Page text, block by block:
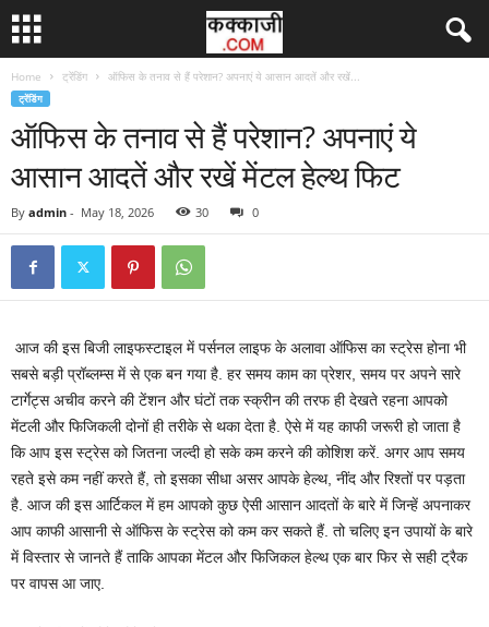
Home ट्रेंडिंग ऑफिस के तनाव से हैं परेशान? अपनाएं ये आसान आदतें और रखें...
ट्रेंडिंग
ऑफिस के तनाव से हैं परेशान? अपनाएं ये
आसान आदतें और रखें मेंटल हेल्थ फिट
By admin - May 18, 2026 30 0
आज की इस बिजी लाइफस्टाइल में पर्सनल लाइफ के अलावा ऑफिस का स्ट्रेस होना भी
सबसे बड़ी प्रॉब्लम्स में से एक बन गया है. हर समय काम का प्रेशर, समय पर अपने सारे
टार्गेट्स अचीव करने की टेंशन और घंटों तक स्क्रीन की तरफ ही देखते रहना आपको
मेंटली और फिजिकली दोनों ही तरीके से थका देता है. ऐसे में यह काफी जरूरी हो जाता है
कि आप इस स्ट्रेस को जितना जल्दी हो सके कम करने की कोशिश करें. अगर आप समय
रहते इसे कम नहीं करते हैं, तो इसका सीधा असर आपके हेल्थ, नींद और रिश्तों पर पड़ता
है. आज की इस आर्टिकल में हम आपको कुछ ऐसी आसान आदतों के बारे में जिन्हें अपनाकर
आप काफी आसानी से ऑफिस के स्ट्रेस को कम कर सकते हैं. तो चलिए इन उपायों के बारे
में विस्तार से जानते हैं ताकि आपका मेंटल और फिजिकल हेल्थ एक बार फिर से सही ट्रैक
पर वापस आ जाए.